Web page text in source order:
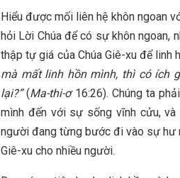
Hiểu được mối liên hệ khôn ngoan
hỏi Lời Chúa để có sự khôn ngoan,
thập tự giá của Chúa Giê-xu để linh
mà mất linh hồn mình, thì có ích
lại?”(Ma-thi-ơ16:26). Chúng ta
mình đến với sự sống vĩnh cửu,
người đang từng bước đi vào sự hư
Giê-xu cho nhiều người.